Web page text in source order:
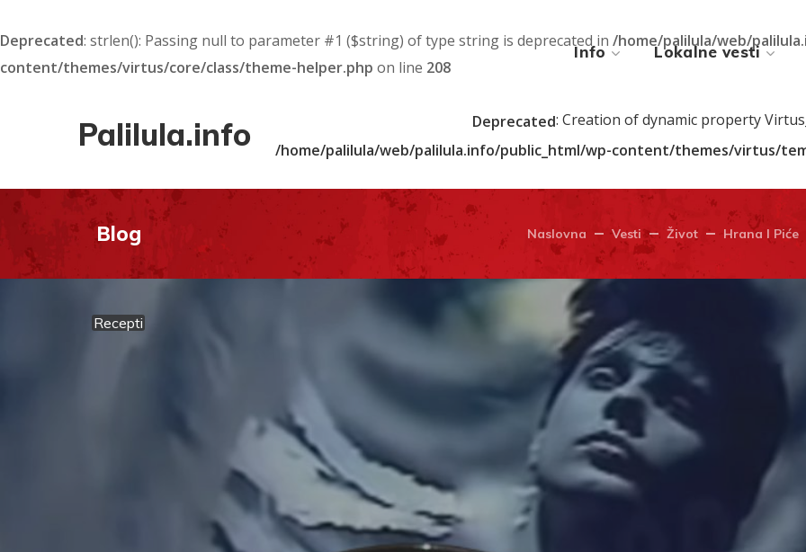
Deprecated: strlen(): Passing null to parameter #1 ($string) of type string is deprecated in /home/palilula/web/
content/themes/virtus/core/class/theme-helper.php on line 208
Palilula.info
Info Lokalne vesti
Deprecated: Creation of dynamic property
/home/palilula/web/palilula.info/public_html/wp-content/themes/virtus/
Blog Naslovna Vesti Život Hrana I Piće
Recepti